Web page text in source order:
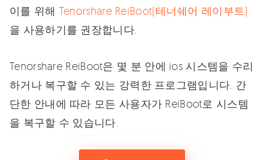
이를 위해 Tenorshare ReiBoot(테너쉐어 레이부트)
을 사용하기를 권장합니다.
Tenorshare ReiBoot은 몇 분 안에 ios 시스템을 수리
하거나 복구할 수 있는 강력한 프로그램입니다. 간
단한 안내에 따라 모든 사용자가 ReiBoot로 시스템
을 복구할 수 있습니다.